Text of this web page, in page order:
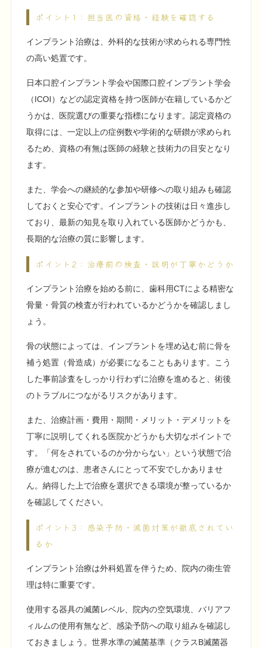
ポイント1：担当医の資格・経験を確認する
インプラント治療は、外科的な技術が求められる専門性
の高い処置です。
日本口腔インプラント学会や国際口腔インプラント学会
（ICOI）などの認定資格を持つ医師が在籍しているかど
うかは、医院選びの重要な指標になります。認定資格の
取得には、一定以上の症例数や学術的な研鑚が求められ
るため、資格の有無は医師の経験と技術力の目安となり
ます。
また、学会への継続的な参加や研修への取り組みも確認
しておくと安心です。インプラントの技術は日々進歩し
ており、最新の知見を取り入れている医師かどうかも、
長期的な治療の質に影響します。
ポイント2：治療前の検査・説明が丁寧かどうか
インプラント治療を始める前に、歯科用CTによる精密な
骨量・骨質の検査が行われているかどうかを確認しまし
ょう。
骨の状態によっては、インプラントを埋め込む前に骨を
補う処置（骨造成）が必要になることもあります。こう
した事前診査をしっかり行わずに治療を進めると、術後
のトラブルにつながるリスクがあります。
また、治療計画・費用・期間・メリット・デメリットを
丁寧に説明してくれる医院かどうかも大切なポイントで
す。「何をされているのか分からない」という状態で治
療が進むのは、患者さんにとって不安でしかありませ
ん。納得した上で治療を選択できる環境が整っているか
を確認してください。
ポイント3：感染予防・滅菌対策が徹底されてい
るか
インプラント治療は外科処置を伴うため、院内の衛生管
理は特に重要です。
使用する器具の滅菌レベル、院内の空気環境、バリアフ
ィルムの使用有無など、感染予防への取り組みを確認し
ておきましょう。世界水準の滅菌基準（クラスB滅菌器